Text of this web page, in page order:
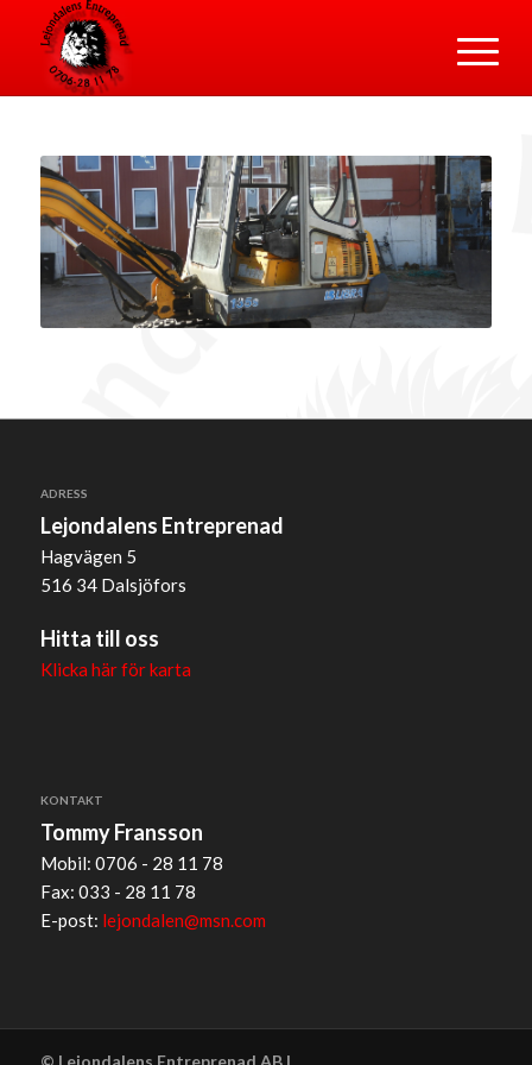
ADRESS
Lejondalens Entreprenad
Hagvägen 5
516 34 Dalsjöfors
Hitta till oss
Klicka här för karta
KONTAKT
Tommy Fransson
Mobil: 0706 - 28 11 78
Fax: 033 - 28 11 78
E-post: lejondalen@msn.com
© Lejondalens Entreprenad AB |